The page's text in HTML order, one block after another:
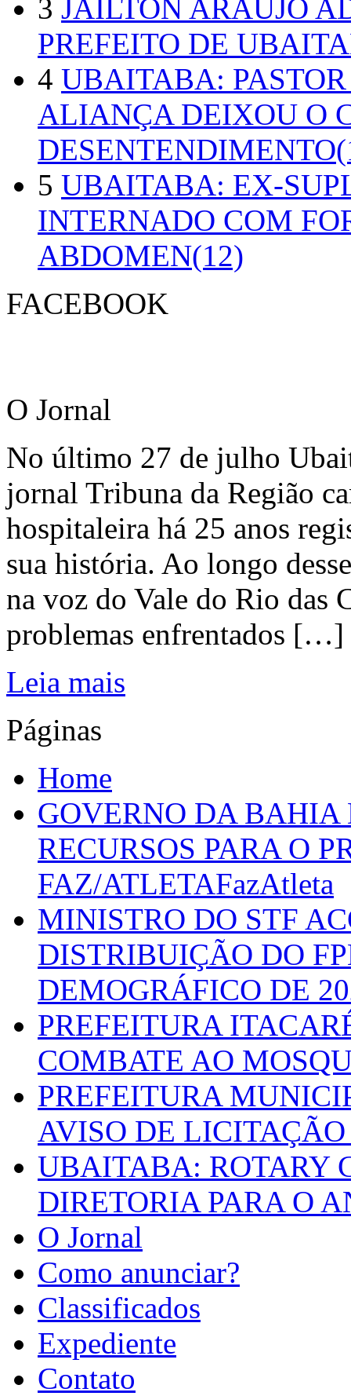
3 JAILTON ARAUJO
PREFEITO DE
4 UBAITABA:
ALIANÇA DEIXOU O
5 UBAITABA: EX-
INTERNADO COM
ABDOMEN(12)
FACEBOOK
O Jornal
No último 27 de julho
jornal Tribuna da Região
hospitaleira há 25 anos
sua história. Ao longo
na voz do Vale do Rio das
problemas enfrentados […]
Leia mais
Páginas
Home
GOVERNO DA
RECURSOS PARA O
FAZ/ATLETAFazAtleta
MINISTRO DO STF
DISTRIBUIÇÃO DO
DEMOGRÁFICO DE
PREFEITURA
COMBATE AO
PREFEITURA
AVISO DE LICITAÇÃO
UBAITABA: ROTARY
DIRETORIA PARA O
O Jornal
Como anunciar?
Classificados
Expediente
Contato